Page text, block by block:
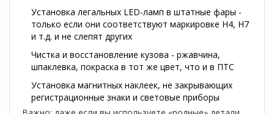
Установка легальных LED-ламп в штатные фары -
только если они соответствуют маркировке H4, H7
и т.д. и не слепят других
Чистка и восстановление кузова - ржавчина,
шпаклевка, покраска в тот же цвет, что и в ПТС
Установка магнитных наклеек, не закрывающих
регистрационные знаки и световые приборы